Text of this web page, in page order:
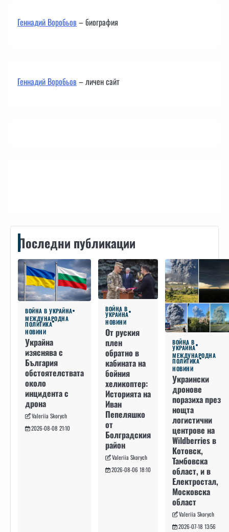
Геннадий Воробьов– биография
Геннадий Воробьов– личен сайт
Последни публикации
ВОЙНА В УКРАЙНА
МЕЖДУНАРОДНА
ПОЛИТИКА
НОВИНИ
Украйна
изяснява с
България
обстоятелствата
около
инцидента с
дрона
Valeriia Skorych
2026-08-08 21:10
ВОЙНА В
УКРАЙНА
НОВИНИ
От руския
плен
обратно в
кабината на
бойния
хеликоптер:
Историята на
Иван
Пепеляшко
от
Болградския
район
Valeriia Skorych
2026-08-06 18:10
ВОЙНА В
УКРАЙНА
МЕЖДУНАРОДНА
ПОЛИТИКА
НОВИНИ
Украински
дронове
поразиха през
нощта
логистични
центрове на
Wildberries в
Котовск,
Тамбовска
област, и в
Електростал,
Московска
област
Valeriia Skorych
2026-07-18 13:56